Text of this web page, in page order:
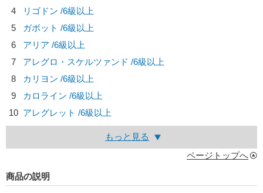
4
リゴドン /6級以上
5
ガボット /6級以上
6
アリア /6級以上
7
アレグロ・スケルツァンド /6級以上
8
カリヨン /6級以上
9
カロライン /6級以上
10 アレグレット /6級以上
もっと見る
ページトップへ
商品の説明